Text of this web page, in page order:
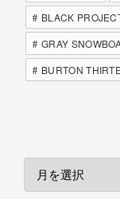
BLACK
GRAY
BURTON